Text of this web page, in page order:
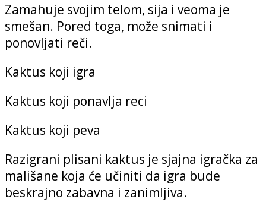
Zamahuje svojim telom, sija i veoma je
smešan. Pored toga, može snimati i
ponovljati reči.
Kaktus koji igra
Kaktus koji ponavlja reci
Kaktus koji peva
Razigrani plisani kaktus je sjajna igračka za
mališane koja će učiniti da igra bude
beskrajno zabavna i zanimljiva.